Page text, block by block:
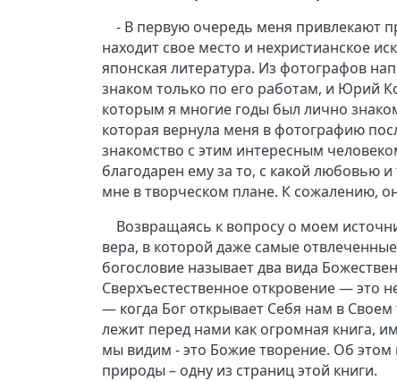
- В первую очередь меня привлекают
находит свое место и нехристианское
японская литература. Из фотографов
знаком только по его работам, и Юрий
которым я многие годы был лично
которая вернула меня в фотографию
знакомство с этим интересным
благодарен ему за то, с какой любовью
мне в творческом плане. К сожалению,
Возвращаясь к вопросу о моем
вера, в которой даже самые
богословие называет два вида
Сверхъестественное откровение — это
— когда Бог открывает Себя нам в
лежит перед нами как огромная книга,
мы видим - это Божие творение. Об этом
природы – одну из страниц этой книги.